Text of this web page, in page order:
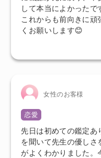
して本当によかったで
これからも前向きに頑
くお願いします😊
女性のお客様
恋愛
先日は初めての鑑定
を聞いて先生の優し
がよくわかりました